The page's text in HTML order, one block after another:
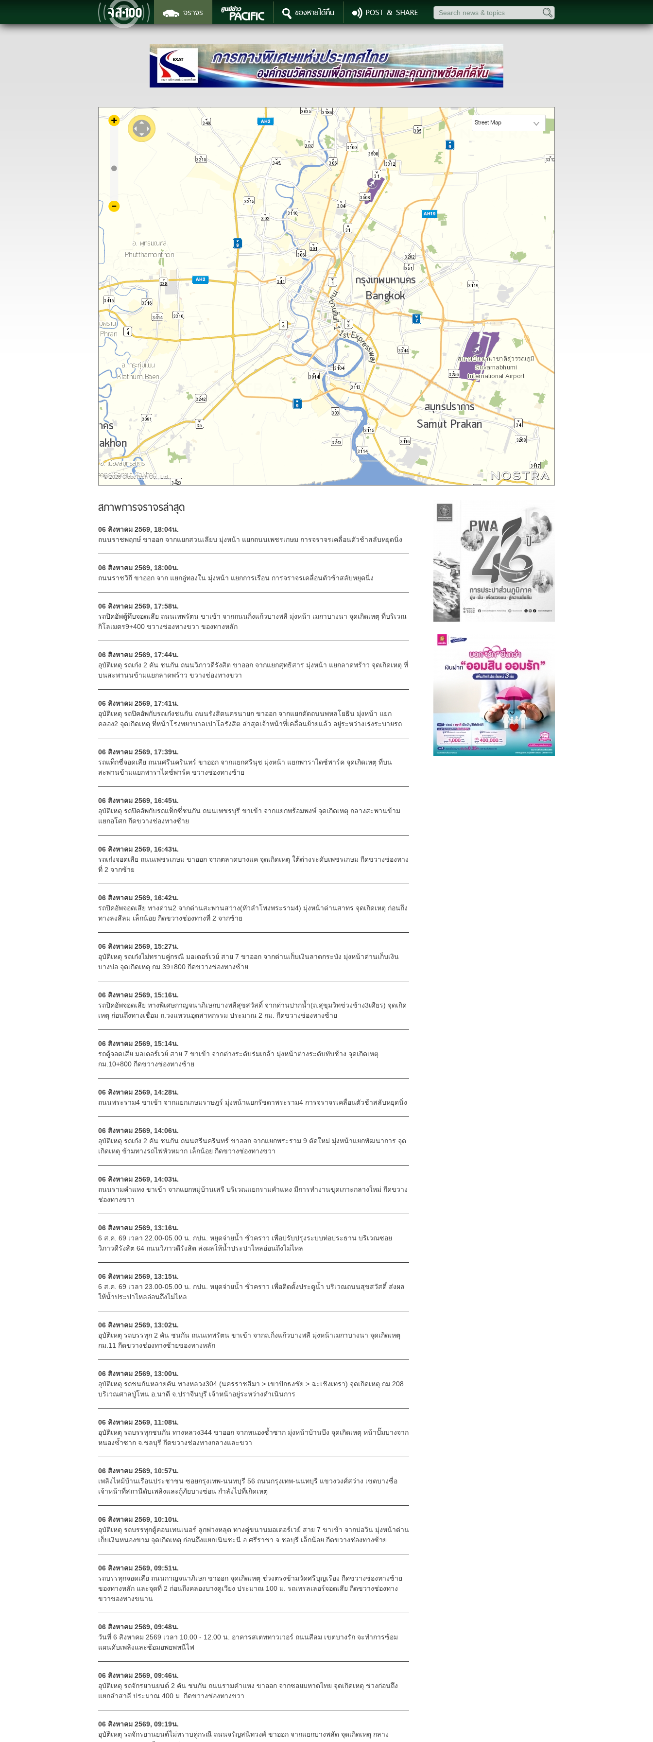
จราจร ของหายได้คืน POST & SHARE
สภาพการจราจรล่าสุด
06 สิงหาคม 2569, 18:04น.
ถนนราชพฤกษ์ ขาออก จากแยกสวนเลียบ มุ่งหน้า แยกถนนเพชรเกษม การจราจรเคลื่อนตัวช้าสลับหยุดนิ่ง
06 สิงหาคม 2569, 18:00น.
ถนนราชวิถี ขาออก จาก แยกอู่ทองใน มุ่งหน้า แยกการเรือน การจราจรเคลื่อนตัวช้าสลับหยุดนิ่ง
06 สิงหาคม 2569, 17:58น.
รถปิคอัพตู้ทึบจอดเสีย ถนนเทพรัตน ขาเข้า จากถนนกิ่งแก้วบางพลี มุ่งหน้า เมกาบางนา จุดเกิดเหตุ ที่บริเวณ
กิโลเมตร9+400 ขวางช่องทางขวา ของทางหลัก
06 สิงหาคม 2569, 17:44น.
อุบัติเหตุ รถเก๋ง 2 คัน ชนกัน ถนนวิภาวดีรังสิต ขาออก จากแยกสุทธิสาร มุ่งหน้า แยกลาดพร้าว จุดเกิดเหตุ ที่
บนสะพานนข้ามแยกลาดพร้าว ขวางช่องทางขวา
06 สิงหาคม 2569, 17:41น.
อุบัติเหตุ รถปิคอัพกับรถเก๋งชนกัน ถนนรังสิตนครนายก ขาออก จากแยกตัดถนนพหลโยธิน มุ่งหน้า แยก
คลอง2 จุดเกิดเหตุ ที่หน้าโรงพยาบาลเปาโลรังสิต ล่าสุดเจ้าหน้าที่เคลื่อนย้ายแล้ว อยู่ระหว่างเร่งระบายรถ
06 สิงหาคม 2569, 17:39น.
รถแท็กซี่จอดเสีย ถนนศรีนครินทร์ ขาออก จากแยกศรีนุช มุ่งหน้า แยกพาราไดซ์พาร์ค จุดเกิดเหตุ ที่บน
สะพานข้ามแยกพาราไดซ์พาร์ค ขวางช่องทางซ้าย
06 สิงหาคม 2569, 16:45น.
อุบัติเหตุ รถปิคอัพกับรถแท็กซี่ชนกัน ถนนเพชรบุรี ขาเข้า จากแยกพร้อมพงษ์ จุดเกิดเหตุ กลางสะพานข้าม
แยกอโศก กีดขวางช่องทางซ้าย
06 สิงหาคม 2569, 16:43น.
รถเก๋งจอดเสีย ถนนเพชรเกษม ขาออก จากตลาดบางแค จุดเกิดเหตุ ใต้ต่างระดับเพชรเกษม กีดขวางช่องทาง
ที่ 2 จากซ้าย
06 สิงหาคม 2569, 16:42น.
รถปิคอัพจอดเสีย ทางด่วน2 จากด่านสะพานสว่าง(หัวลำโพงพระราม4) มุ่งหน้าด่านสาทร จุดเกิดเหตุ ก่อนถึง
ทางลงสีลม เล็กน้อย กีดขวางช่องทางที่ 2 จากซ้าย
06 สิงหาคม 2569, 15:27น.
อุบัติเหตุ รถเก๋งไม่ทราบคู่กรณี มอเตอร์เวย์ สาย 7 ขาออก จากด่านเก็บเงินลาดกระบัง มุ่งหน้าด่านเก็บเงิน
บางบ่อ จุดเกิดเหตุ กม.39+800 กีดขวางช่องทางซ้าย
06 สิงหาคม 2569, 15:16น.
รถปิคอัพจอดเสีย ทางพิเศษกาญจนาภิเษกบางพลีสุขสวัสดิ์ จากด่านปากน้ำ(ถ.สุขุมวิทช่วงช้าง3เศียร) จุดเกิด
เหตุ ก่อนถึงทางเชื่อม ถ.วงแหวนอุตสาหกรรม ประมาณ 2 กม. กีดขวางช่องทางซ้าย
06 สิงหาคม 2569, 15:14น.
รถตู้จอดเสีย มอเตอร์เวย์ สาย 7 ขาเข้า จากต่างระดับร่มเกล้า มุ่งหน้าต่างระดับทับช้าง จุดเกิดเหตุ
กม.10+800 กีดขวางช่องทางซ้าย
06 สิงหาคม 2569, 14:28น.
ถนนพระราม4 ขาเข้า จากแยกเกษมราษฎร์ มุ่งหน้าแยกรัชดาพระราม4 การจราจรเคลื่อนตัวช้าสลับหยุดนิ่ง
06 สิงหาคม 2569, 14:06น.
อุบัติเหตุ รถเก๋ง 2 คัน ชนกัน ถนนศรีนครินทร์ ขาออก จากแยกพระราม 9 ตัดใหม่ มุ่งหน้าแยกพัฒนาการ จุด
เกิดเหตุ ข้ามทางรถไฟหัวหมาก เล็กน้อย กีดขวางช่องทางขวา
06 สิงหาคม 2569, 14:03น.
ถนนรามคำแหง ขาเข้า จากแยกหมู่บ้านเสรี บริเวณแยกรามคำแหง มีการทำงานขุดเกาะกลางใหม่ กีดขวาง
ช่องทางขวา
06 สิงหาคม 2569, 13:16น.
6 ส.ค. 69 เวลา 22.00-05.00 น. กปน. หยุดจ่ายน้ำ ชั่วคราว เพื่อปรับปรุงระบบท่อประธาน บริเวณซอย
วิภาวดีรังสิต 64 ถนนวิภาวดีรังสิต ส่งผลให้น้ำประปาไหลอ่อนถึงไม่ไหล
06 สิงหาคม 2569, 13:15น.
6 ส.ค. 69 เวลา 23.00-05.00 น. กปน. หยุดจ่ายน้ำ ชั่วคราว เพื่อติดตั้งประตูน้ำ บริเวณถนนสุขสวัสดิ์ ส่งผล
ให้น้ำประปาไหลอ่อนถึงไม่ไหล
06 สิงหาคม 2569, 13:02น.
อุบัติเหตุ รถบรรทุก 2 คัน ชนกัน ถนนเทพรัตน ขาเข้า จากถ.กิ่งแก้วบางพลี มุ่งหน้าเมกาบางนา จุดเกิดเหตุ
กม.11 กีดขวางช่องทางซ้ายของทางหลัก
06 สิงหาคม 2569, 13:00น.
อุบัติเหตุ รถชนกันหลายคัน ทางหลวง304 (นครราชสีมา > เขาปักธงชัย > ฉะเชิงเทรา) จุดเกิดเหตุ กม.208
บริเวณศาลปู่โทน อ.นาดี จ.ปราจีนบุรี เจ้าหน้าอยู่ระหว่างดำเนินการ
06 สิงหาคม 2569, 11:08น.
อุบัติเหตุ รถบรรทุกชนกัน ทางหลวง344 ขาออก จากหนองซ้ำซาก มุ่งหน้าบ้านบึง จุดเกิดเหตุ หน้าปั๊มบางจาก
หนองซ้ำซาก จ.ชลบุรี กีดขวางช่องทางกลางและขวา
06 สิงหาคม 2569, 10:57น.
เพลิงไหม้บ้านเรือนประชาชน ซอยกรุงเทพ-นนทบุรี 56 ถนนกรุงเทพ-นนทบุรี แขวงวงศ์สว่าง เขตบางซื่อ
เจ้าหน้าที่สถานีดับเพลิงและกู้ภัยบางซ่อน กำลังไปที่เกิดเหตุ
06 สิงหาคม 2569, 10:10น.
อุบัติเหตุ รถบรรทุกตู้คอนเทนเนอร์ ลูกพ่วงหลุด ทางคู่ขนานมอเตอร์เวย์ สาย 7 ขาเข้า จากบ่อวิน มุ่งหน้าด่าน
เก็บเงินหนองขาม จุดเกิดเหตุ ก่อนถึงแยกเนินชะนี อ.ศรีราชา จ.ชลบุรี เล็กน้อย กีดขวางช่องทางซ้าย
06 สิงหาคม 2569, 09:51น.
รถบรรทุกจอดเสีย ถนนกาญจนาภิเษก ขาออก จุดเกิดเหตุ ช่วงตรงข้ามวัดศรีบุญเรือง กีดขวางช่องทางซ้าย
ของทางหลัก และจุดที่ 2 ก่อนถึงคลองบางคูเวียง ประมาณ 100 ม. รถเทรลเลอร์จอดเสีย กีดขวางช่องทาง
ขวาของทางขนาน
06 สิงหาคม 2569, 09:48น.
วันที่ 6 สิงหาคม 2569 เวลา 10.00 - 12.00 น. อาคารสเตททาวเวอร์ ถนนสีลม เขตบางรัก จะทำการซ้อม
แผนดับเพลิงและซ้อมอพยพหนีไฟ
06 สิงหาคม 2569, 09:46น.
อุบัติเหตุ รถจักรยานยนต์ 2 คัน ชนกัน ถนนรามคำแหง ขาออก จากซอยมหาดไทย จุดเกิดเหตุ ช่วงก่อนถึง
แยกลำสาลี ประมาณ 400 ม. กีดขวางช่องทางขวา
06 สิงหาคม 2569, 09:19น.
อุบัติเหตุ รถจักรยานยนต์ไม่ทราบคู่กรณี ถนนจรัญสนิทวงศ์ ขาออก จากแยกบางพลัด จุดเกิดเหตุ กลาง